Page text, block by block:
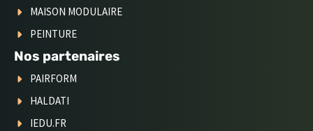
MAISON MODULAIRE
PEINTURE
Nos partenaires
PAIRFORM
HALDATI
IEDU.FR